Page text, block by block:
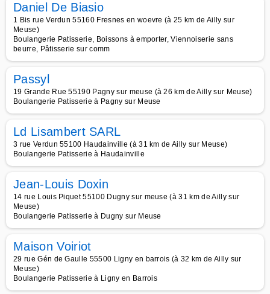
Daniel De Biasio
1 Bis rue Verdun 55160 Fresnes en woevre (à 25 km de Ailly sur
Meuse)
Boulangerie Patisserie, Boissons à emporter, Viennoiserie sans
beurre, Pâtisserie sur comm
Passyl
19 Grande Rue 55190 Pagny sur meuse (à 26 km de Ailly sur Meuse)
Boulangerie Patisserie à Pagny sur Meuse
Ld Lisambert SARL
3 rue Verdun 55100 Haudainville (à 31 km de Ailly sur Meuse)
Boulangerie Patisserie à Haudainville
Jean-Louis Doxin
14 rue Louis Piquet 55100 Dugny sur meuse (à 31 km de Ailly sur
Meuse)
Boulangerie Patisserie à Dugny sur Meuse
Maison Voiriot
29 rue Gén de Gaulle 55500 Ligny en barrois (à 32 km de Ailly sur
Meuse)
Boulangerie Patisserie à Ligny en Barrois